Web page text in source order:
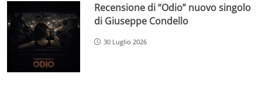
Recensione di “Odio” nuovo singolo
di Giuseppe Condello
30 Luglio 2026